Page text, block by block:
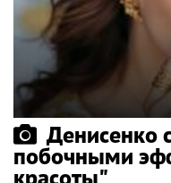
Денисенко
побочными